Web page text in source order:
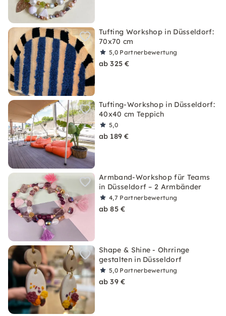
Tufting Workshop in Düsseldorf:
70x70 cm
5,0 Partnerbewertung
ab 325 €
Tufting-Workshop in Düsseldorf:
40x40 cm Teppich
5,0
ab 189 €
Armband-Workshop für Teams
in Düsseldorf – 2 Armbänder
4,7 Partnerbewertung
ab 85 €
Shape & Shine - Ohrringe
gestalten in Düsseldorf
5,0 Partnerbewertung
ab 39 €